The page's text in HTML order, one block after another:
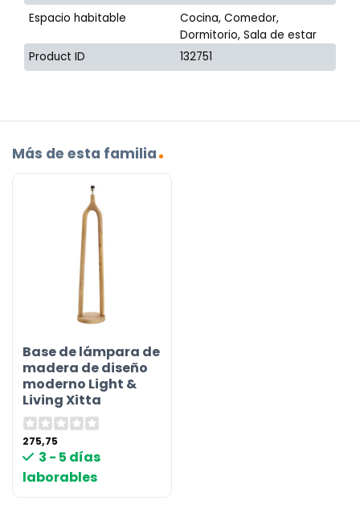
Espacio habitable
Cocina, Comedor,
Dormitorio, Sala de estar
Product ID
132751
Más de esta familia
Base de lámpara de
madera de diseño
moderno Light &
Living Xitta
275,75
3 - 5 días
laborables